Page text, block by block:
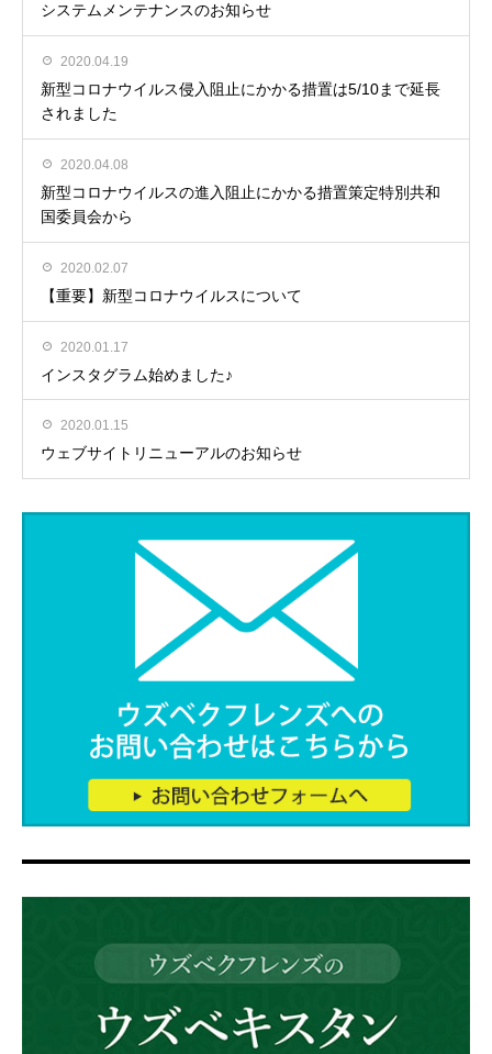
システムメンテナンスのお知らせ
2020.04.19
新型コロナウイルス侵入阻止にかかる措置は5/10まで延長
されました
2020.04.08
新型コロナウイルスの進入阻止にかかる措置策定特別共和
国委員会から
2020.02.07
【重要】新型コロナウイルスについて
2020.01.17
インスタグラム始めました♪
2020.01.15
ウェブサイトリニューアルのお知らせ